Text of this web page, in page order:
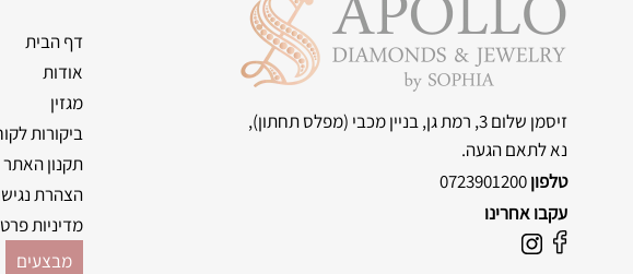
זיסמן שלום 3, רמת גן, בניין מכבי
(מפלס תחתון),
נא לתאם הגעה.
טלפון0723901200
עקבו אחרינו
F
I
דף הבית
אודות
מגזין
ביקורות
תקנון האתר
הצהרת
מדיניות
מבצעים